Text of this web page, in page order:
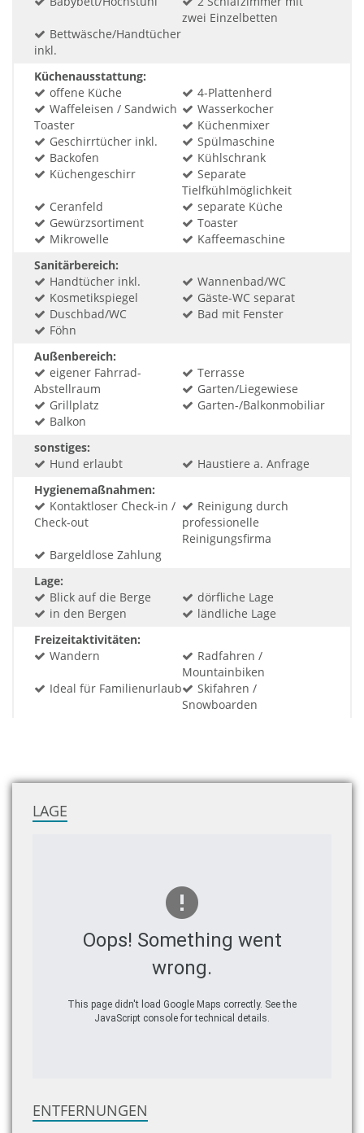
zwei Einzelbetten
Bettwäsche/Handtücher
inkl.
Küchenausstattung:
offene Küche
4-Plattenherd
Waffeleisen / Sandwich
Toaster
Wasserkocher
Küchenmixer
Geschirrtücher inkl.
Spülmaschine
Backofen
Kühlschrank
Küchengeschirr
Separate
Tielfkühlmöglichkeit
Ceranfeld
separate Küche
Gewürzsortiment
Toaster
Mikrowelle
Kaffeemaschine
Sanitärbereich:
Handtücher inkl.
Wannenbad/WC
Kosmetikspiegel
Gäste-WC separat
Duschbad/WC
Bad mit Fenster
Föhn
Außenbereich:
eigener Fahrrad-
Abstellraum
Terrasse
Garten/Liegewiese
Grillplatz
Garten-/Balkonmobiliar
Balkon
sonstiges:
Hund erlaubt
Haustiere a. Anfrage
Hygienemaßnahmen:
Kontaktloser Check-in /
Check-out
Reinigung durch
professionelle
Reinigungsfirma
Bargeldlose Zahlung
Lage:
Blick auf die Berge
dörfliche Lage
in den Bergen
ländliche Lage
Freizeitaktivitäten:
Wandern
Radfahren /
Mountainbiken
Ideal für Familienurlaub
Skifahren /
Snowboarden
LAGE
Oops! Something went
wrong.
This page didn't load Google Maps correctly. See the
JavaScript console for technical details.
ENTFERNUNGEN